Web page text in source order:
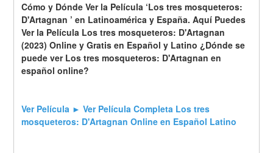
Cómo y Dónde Ver la Película ‘Los tres mosqueteros:
D'Artagnan ’ en Latinoamérica y España. Aquí Puedes
Ver la Película Los tres mosqueteros: D'Artagnan
(2023) Online y Gratis en Español y Latino ¿Dónde se
puede ver Los tres mosqueteros: D'Artagnan en
español online?
Ver Película ► Ver Película Completa Los tres
mosqueteros: D'Artagnan Online en Español Latino